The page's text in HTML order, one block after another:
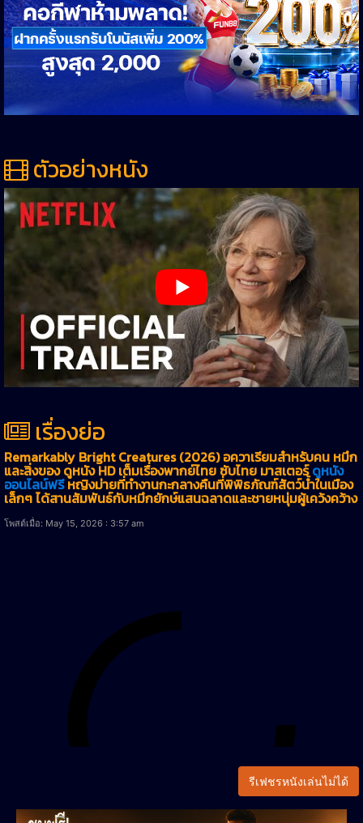
ตัวอย่างหนัง
เรื่องย่อ
Remarkably Bright Creatures (2026) อควาเรียมสำหรับคน หมึก
และสิ่งของ ดูหนัง HD เต็มเรื่องพากย์ไทย ซับไทย มาสเตอร์ดูหนัง
ออนไลน์ฟรีหญิงม่ายที่ทำงานกะกลางคืนที่พิพิธภัณฑ์สัตว์น้ำในเมือง
เล็กๆ ได้สานสัมพันธ์กับหมึกยักษ์แสนฉลาดและชายหนุ่มผู้เคว้งคว้าง
โพสต์เมื่อ: May 15, 2026 : 3:57 am
รีเฟชรหนังเล่นไม่ได้